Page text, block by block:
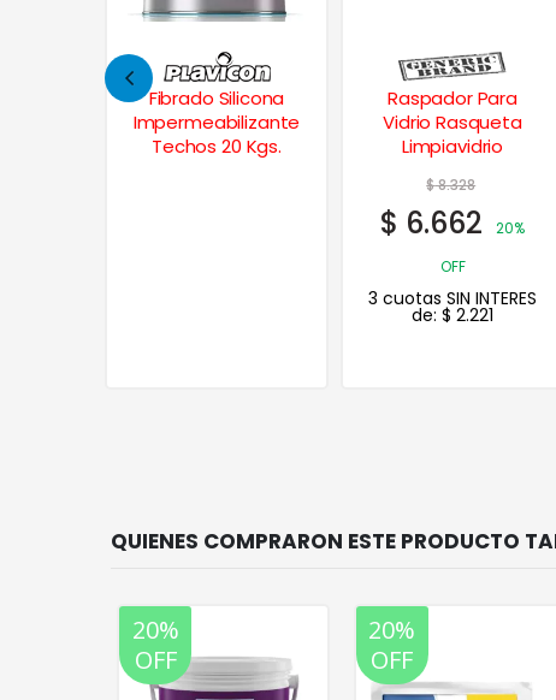
Raspador Para
Vidrio Rasqueta
Limpiavidrio
Thermocontrol Flex
Frentes y Muros
Elástico 10 Lts.
173.274
$112.628
35%
OFF
3 cuotas SIN INTERES
de:$37.543
20%
OFF
20%
OFF